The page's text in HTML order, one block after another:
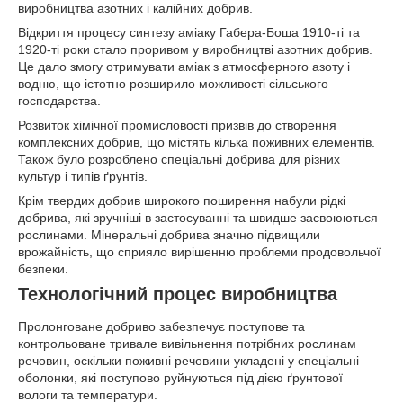
виробництва азотних і калійних добрив.
Відкриття процесу синтезу аміаку Габера-Боша 1910-ті та
1920-ті роки стало проривом у виробництві азотних добрив.
Це дало змогу отримувати аміак з атмосферного азоту і
водню, що істотно розширило можливості сільського
господарства.
Розвиток хімічної промисловості призвів до створення
комплексних добрив, що містять кілька поживних елементів.
Також було розроблено спеціальні добрива для різних
культур і типів ґрунтів.
Крім твердих добрив широкого поширення набули рідкі
добрива, які зручніші в застосуванні та швидше засвоюються
рослинами. Мінеральні добрива значно підвищили
врожайність, що сприяло вирішенню проблеми продовольчої
безпеки.
Технологічний процес виробництва
Пролонговане добриво забезпечує поступове та
контрольоване тривале вивільнення потрібних рослинам
речовин, оскільки поживні речовини укладені у спеціальні
оболонки, які поступово руйнуються під дією ґрунтової
вологи та температури.